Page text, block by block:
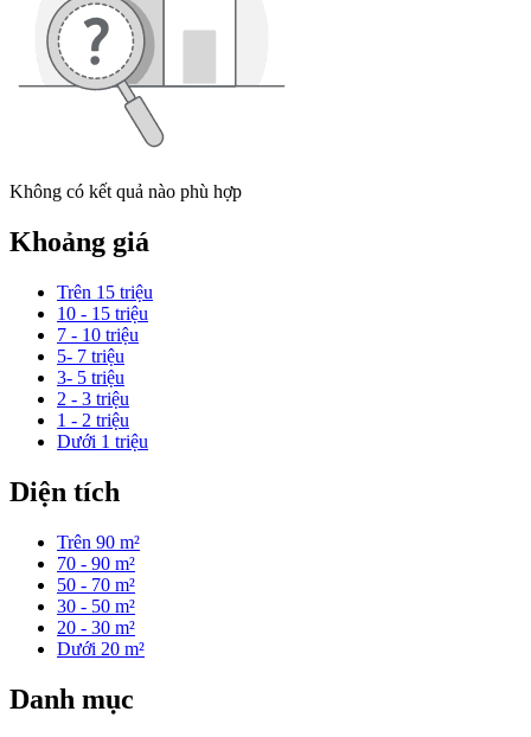
Không có kết quả nào phù hợp
Khoảng giá
Trên 15 triệu
10 - 15 triệu
7 - 10 triệu
5- 7 triệu
3- 5 triệu
2 - 3 triệu
1 - 2 triệu
Dưới 1 triệu
Diện tích
Trên 90 m²
70 - 90 m²
50 - 70 m²
30 - 50 m²
20 - 30 m²
Dưới 20 m²
Danh mục